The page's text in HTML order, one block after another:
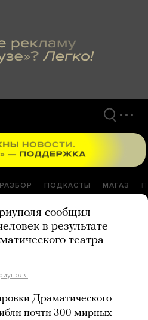
РАЗБОР ПОДКАСТЫ МАГАЗ
сообщил
в результате
театра
Драматического
почти 300 мирных